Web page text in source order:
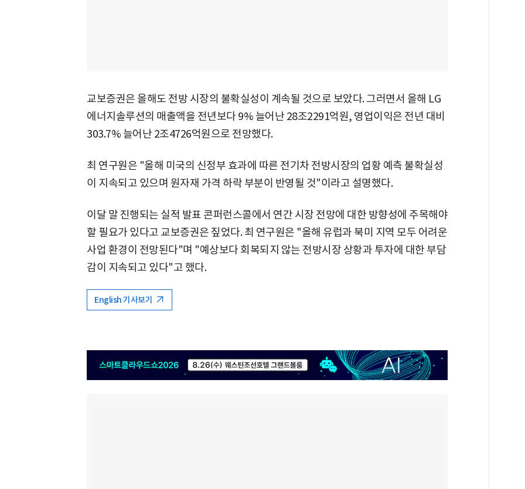
교보증권은 올해도 전방 시장의 불확실성이 계속될 것으로 보았다. 그러면서 올해 LG
에너지솔루션의 매출액을 전년보다 9% 늘어난 28조2291억원, 영업이익은 전년 대비
303.7% 늘어난 2조4726억원으로 전망했다.
최 연구원은 "올해 미국의 신정부 효과에 따른 전기차 전방시장의 업황 예측 불확실성
이 지속되고 있으며 원자재 가격 하락 부분이 반영될 것"이라고 설명했다.
이달 말 진행되는 실적 발표 콘퍼런스콜에서 연간 시장 전망에 대한 방향성에 주목해야
할 필요가 있다고 교보증권은 짚었다. 최 연구원은 "올해 유럽과 북미 지역 모두 어려운
사업 환경이 전망된다"며 "예상보다 회복되지 않는 전방시장 상황과 투자에 대한 부담
감이 지속되고 있다"고 했다.
English 기사보기